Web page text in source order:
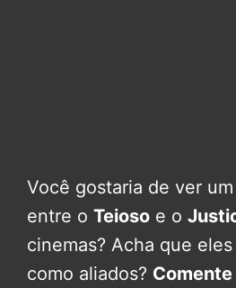
Você gostaria de ver
entre o Teioso e o
cinemas? Acha que
como aliados?